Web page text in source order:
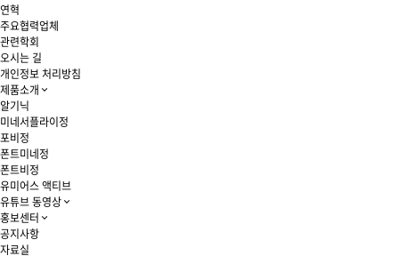
연혁
주요협력업체
관련학회
오시는 길
개인정보 처리방침
제품소개
알기닉
미네서플라이정
포비정
폰트미네정
폰트비정
유미어스 액티브
유튜브 동영상
홍보센터
공지사항
자료실